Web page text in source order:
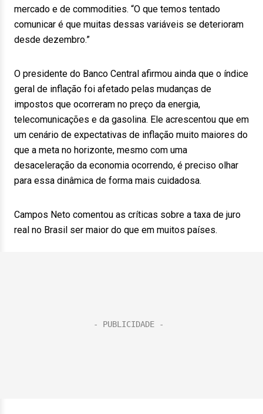
mercado e de commodities. “O que temos tentado
comunicar é que muitas dessas variáveis se deterioram
desde dezembro.”
O presidente do Banco Central afirmou ainda que o índice
geral de inflação foi afetado pelas mudanças de
impostos que ocorreram no preço da energia,
telecomunicações e da gasolina. Ele acrescentou que em
um cenário de expectativas de inflação muito maiores do
que a meta no horizonte, mesmo com uma
desaceleração da economia ocorrendo, é preciso olhar
para essa dinâmica de forma mais cuidadosa.
Campos Neto comentou as críticas sobre a taxa de juro
real no Brasil ser maior do que em muitos países.